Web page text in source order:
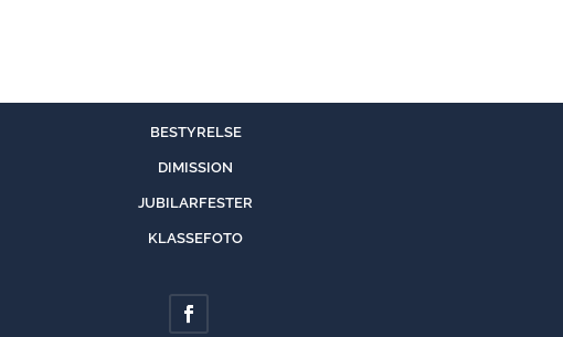
BESTYRELSE
DIMISSION
JUBILARFESTER
KLASSEFOTO